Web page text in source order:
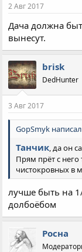
2 Авг 2017
Дача должна
вынесут.
brisk
DedHunter
3 Авг 2017
GopSmyk
Танчик, да он
Прям прёт с него
чистокровных в
лучше быть на
долбоёбом
Росна